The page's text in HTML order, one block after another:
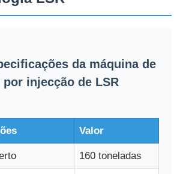
da máquina de
por injecção de LSR
Valor
160 toneladas